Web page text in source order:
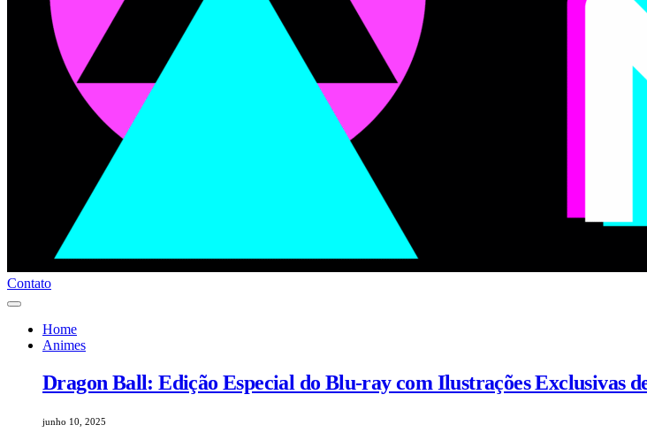
Contato
Home
Animes
Dragon Ball: Edição Especial do Blu-ray com Ilustrações Exclusivas
junho 10, 2025